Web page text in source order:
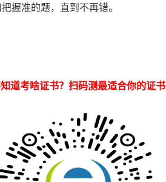
握准的题，直到不再错。
道考啥证书？扫码测最适合你的证书